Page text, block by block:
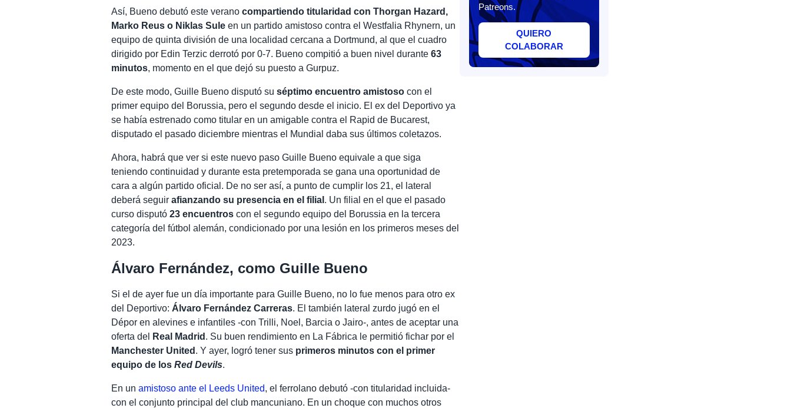
Así, Bueno debutó este veranocompartiendo titularidad con Thorgan Hazard,
Marko Reus o Niklas Sule en un partido amistoso contra el Westfalia Rhynern, un
equipo de quinta división de una localidad cercana a Dortmund, al que el cuadro
dirigido por Edin Terzic derrotó por 0-7. Bueno compitió a buen nivel durante63
minutos, momento en el que dejó su puesto a Gurpuz.
De este modo, Guille Bueno disputó suséptimo encuentro amistoso con el
primer equipo del Borussia, pero el segundo desde el inicio. El ex del Deportivo ya
se había estrenado como titular en un amigable contra el Rapid de Bucarest,
disputado el pasado diciembre mientras el Mundial daba sus últimos coletazos.
Ahora, habrá que ver si este nuevo paso Guille Bueno equivale a que siga
teniendo continuidad y durante esta pretemporada se gana una oportunidad de
cara a algún partido oficial. De no ser así, a punto de cumplir los 21, el lateral
deberá seguir afianzando su presencia en el filial . Un filial en el que el pasado
curso disputó23 encuentros con el segundo equipo del Borussia en la tercera
categoría del fútbol alemán, condicionado por una lesión en los primeros meses del
2023.
Álvaro Fernández, como Guille Bueno
Si el de ayer fue un día importante para Guille Bueno, no lo fue menos para otro ex
del Deportivo: Álvaro Fernández Carreras. El también lateral zurdo jugó en el
Dépor en alevines e infantiles -con Trilli, Noel, Barcia o Jairo-, antes de aceptar una
oferta del
Real Madrid . Su buen rendimiento en La Fábrica le permitió fichar por el
Manchester United . Y ayer, logró tener sus primeros minutos con el primer
equipo de losRed Devils.
En un amistoso ante el Leeds United, el ferrolano debutó -con titularidad incluida-
con el conjunto principal del club mancuniano. En un choque con muchos otros
Patreons.
QUIERO
COLABORAR